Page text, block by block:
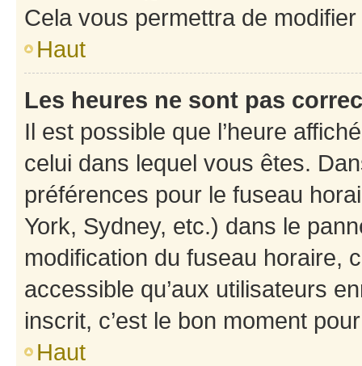
Cela vous permettra de
Haut
Les heures ne sont pas
Il est possible que l’heure
celui dans lequel vous êtes.
préférences pour le fuseau
York, Sydney, etc.) dans le
modification du fuseau horaire,
accessible qu’aux utilisateurs
inscrit, c’est le bon moment
Haut